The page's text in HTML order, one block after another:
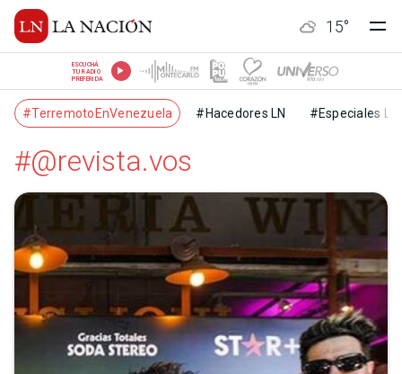
15°
ESCUCHÁ
TU RADIO
PREFERIDA
#TerremotoEnVenezuela #Hacedores LN #Especiales LN
#@revista.vos